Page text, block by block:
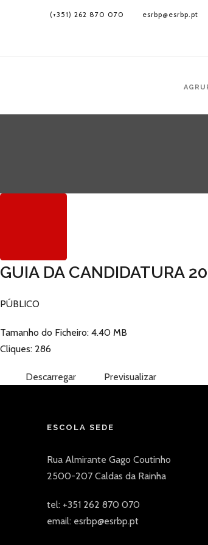
(+351) 262 870 070 esrbp@esrbp.pt
GUIA DA CANDIDATURA
PÚBLICO
Tamanho do Ficheiro: 4.40 MB
Cliques: 286
Descarregar Previsualizar
ESCOLA SEDE
Rua Almirante Gago Coutinho
2500-207 Caldas da Rainha
tel: +351 262 870 070
email: esrbp@esrbp.pt